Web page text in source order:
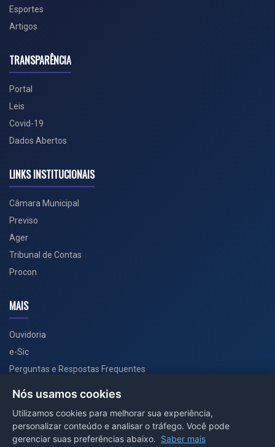
Esportes
Artigos
TRANSPARÊNCIA
Portal
Leis
Covid-19
Dados Abertos
LINKS INSTITUCIONAIS
Câmara Municipal
Previso
Ager
Tribunal de Contas
Procon
MAIS
Ouvidoria
e-Sic
Perguntas e Respostas Frequentes
PORTAL COVID-19
Nós usamos cookies
Utilizamos cookies para melhorar sua experiência,
personalizar conteúdo e analisar o tráfego. Você pode
gerenciar suas preferências abaixo. Saber mais